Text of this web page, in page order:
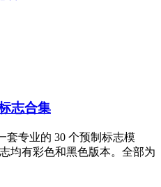
志合集
套专业的 30 个预制标志模
均有彩色和黑色版本。全部为